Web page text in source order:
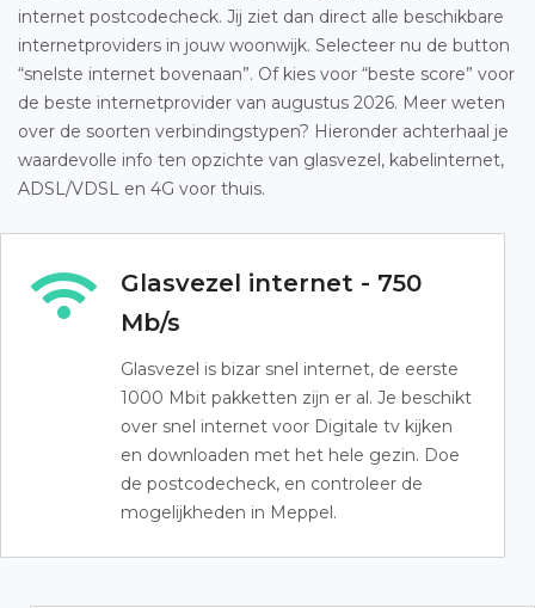
internet postcodecheck. Jij ziet dan direct alle beschikbare
internetproviders in jouw woonwijk. Selecteer nu de button
“snelste internet bovenaan”. Of kies voor “beste score” voor
de beste internetprovider van augustus 2026. Meer weten
over de soorten verbindingstypen? Hieronder achterhaal je
waardevolle info ten opzichte van glasvezel, kabelinternet,
ADSL/VDSL en 4G voor thuis.
Glasvezel internet - 750
Mb/s
Glasvezel is bizar snel internet, de eerste
1000 Mbit pakketten zijn er al. Je beschikt
over snel internet voor Digitale tv kijken
en downloaden met het hele gezin. Doe
de postcodecheck, en controleer de
mogelijkheden in Meppel.